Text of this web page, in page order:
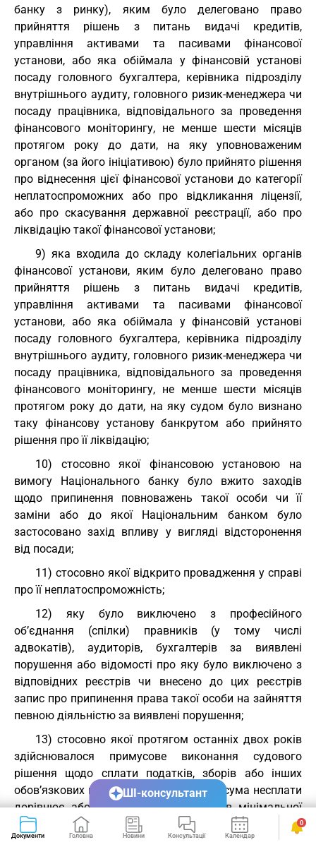
банку з ринку), яким було делеговано право
прийняття рішень з питань видачі кредитів,
управління активами та пасивами фінансової
установи, або яка обіймала у фінансовій установі
посаду головного бухгалтера, керівника підрозділу
внутрішнього аудиту, головного ризик-менеджера чи
посаду працівника, відповідального за проведення
фінансового моніторингу, не менше шести місяців
протягом року до дати, на яку уповноваженим
органом (за його ініціативою) було прийнято рішення
про віднесення цієї фінансової установи до категорії
неплатоспроможних або про відкликання ліцензії,
або про скасування державної реєстрації, або про
ліквідацію такої фінансової установи;
9) яка входила до складу колегіальних органів
фінансової установи, яким було делеговано право
прийняття рішень з питань видачі кредитів,
управління активами та пасивами фінансової
установи, або яка обіймала у фінансовій установі
посаду головного бухгалтера, керівника підрозділу
внутрішнього аудиту, головного ризик-менеджера чи
посаду працівника, відповідального за проведення
фінансового моніторингу, не менше шести місяців
протягом року до дати, на яку судом було визнано
таку фінансову установу банкрутом або прийнято
рішення про її ліквідацію;
10) стосовно якої фінансовою установою на
вимогу Національного банку було вжито заходів
щодо припинення повноважень такої особи чи її
заміни або до якої Національним банком було
застосовано захід впливу у вигляді відсторонення
від посади;
11) стосовно якої відкрито провадження у справі
про її неплатоспроможність;
12) яку було виключено з професійного
об’єднання (спілки) правників (у тому числі
адвокатів), аудиторів, бухгалтерів за виявлені
порушення або відомості про яку було виключено з
відповідних реєстрів чи внесено до цих реєстрів
запис про припинення права такої особи на зайняття
певною діяльністю за виявлені порушення;
13) стосовно якої протягом останніх двох років
здійснювалося примусове виконання судового
рішення щодо сплати податків, зборів або інших
обов’язкових платежів, якщо загальна сума несплати
дорівнює або перевищує 100 розмірів мінімальної
місячної заробітної плати, встановленої
законодавством на період, у якому здійснювалося
Документи Головна Новини Консультації Календар Сервіси
0
ШІ-консультант